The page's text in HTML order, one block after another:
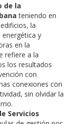
de la
teniendo en
la
y
en la
refiere a la
los resultados
con
conexiones con
sin olvidar la
Servicios